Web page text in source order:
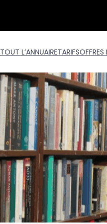
TOUT L’ANNUAIRETARIFSOFFRES